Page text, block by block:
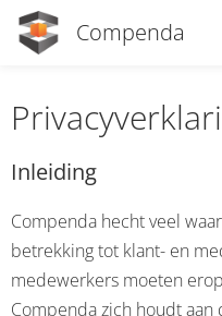
Compenda
KOPPELINGEN
VERENIGINGEN
Inleiding
Compenda hecht veel
betrekking tot klant- en
medewerkers moeten
Compenda zich houdt